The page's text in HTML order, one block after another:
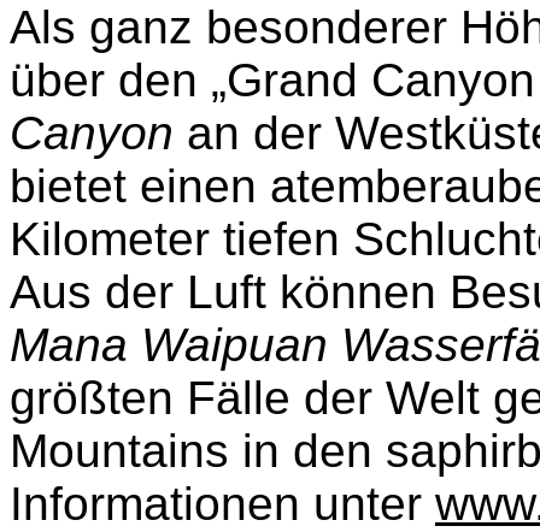
Als ganz besonderer
über den „Grand
Canyon an der
bietet einen
Kilometer tiefen
Aus der Luft können
Mana Waipuan
größten Fälle der Welt
Mountains in den
Informationen unter